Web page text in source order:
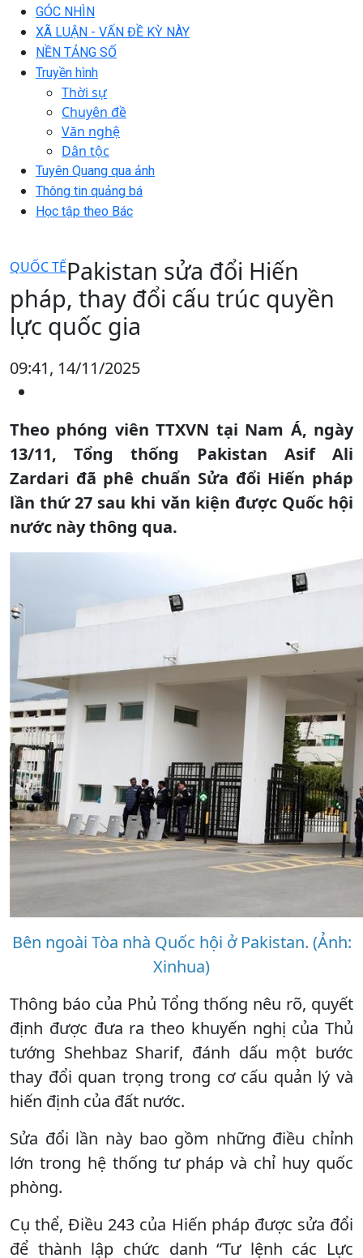
GÓC NHÌN
XÃ LUẬN - VẤN ĐỀ KỲ NÀY
NỀN TẢNG SỐ
Truyền hình
Thời sự
Chuyên đề
Văn nghệ
Dân tộc
Tuyên Quang qua ảnh
Thông tin quảng bá
Học tập theo Bác
QUỐC TẾPakistan sửa đổi Hiến
pháp, thay đổi cấu trúc quyền
lực quốc gia
09:41, 14/11/2025
Theo phóng viên TTXVN tại Nam Á, ngày
13/11, Tổng thống Pakistan Asif Ali
Zardari đã phê chuẩn Sửa đổi Hiến pháp
lần thứ 27 sau khi văn kiện được Quốc hội
nước này thông qua.
Bên ngoài Tòa nhà Quốc hội ở Pakistan. (Ảnh:
Xinhua)
Thông báo của Phủ Tổng thống nêu rõ, quyết
định được đưa ra theo khuyến nghị của Thủ
tướng Shehbaz Sharif, đánh dấu một bước
thay đổi quan trọng trong cơ cấu quản lý và
hiến định của đất nước.
Sửa đổi lần này bao gồm những điều chỉnh
lớn trong hệ thống tư pháp và chỉ huy quốc
phòng.
Cụ thể, Điều 243 của Hiến pháp được sửa đổi
để thành lập chức danh “Tư lệnh các Lực